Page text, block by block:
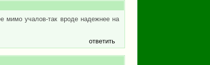
мимо учалов-так вроде надежнее на
ответить